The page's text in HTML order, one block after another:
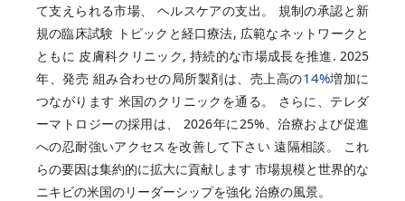
て支えられる市場、 ヘルスケアの支出。 規制の承認と新
規の臨床試験 トピックと経口療法, 広範なネットワークと
ともに 皮膚科クリニック, 持続的な市場成長を推進. 2025
年、発売 組み合わせの局所製剤は、売上高の14%増加に
つながります 米国のクリニックを通る。 さらに、テレダ
ーマトロジーの採用は、 2026年に25%、治療および促進
への忍耐強いアクセスを改善して下さい 遠隔相談。 これ
らの要因は集約的に拡大に貢献します 市場規模と世界的な
ニキビの米国のリーダーシップを強化 治療の風景。